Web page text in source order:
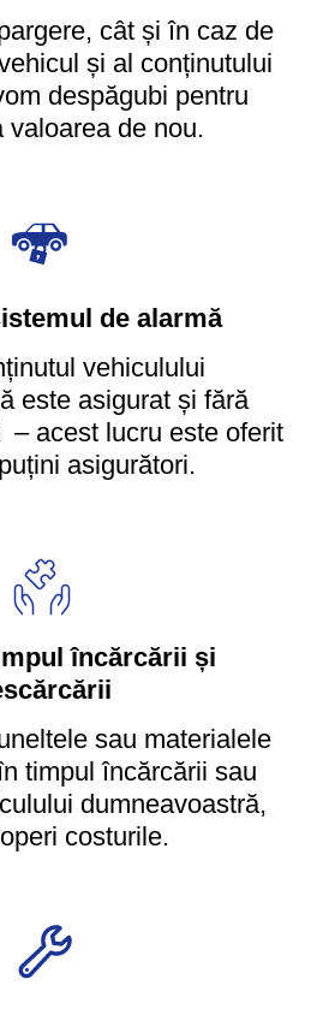
cât și în caz de
și al conținutului
despăgubi pentru
valoarea de nou.
de alarmă
vehiculului
este asigurat și fără
– acest lucru este oferit
asigurători.
încărcării și
sau materialele
timpul încărcării sau
dumneavoastră,
costurile.